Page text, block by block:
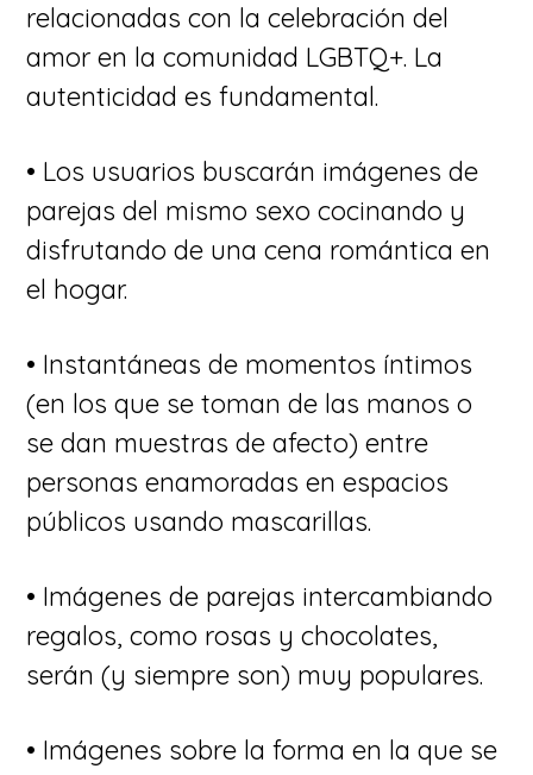
relacionadas con la celebración del
amor en la comunidad LGBTQ+. La
autenticidad es fundamental.
• Los usuarios buscarán imágenes de
parejas del mismo sexo cocinando y
disfrutando de una cena romántica en
el hogar.
• Instantáneas de momentos íntimos
(en los que se toman de las manos o
se dan muestras de afecto) entre
personas enamoradas en espacios
públicos usando mascarillas.
• Imágenes de parejas intercambiando
regalos, como rosas y chocolates,
serán (y siempre son) muy populares.
• Imágenes sobre la forma en la que se